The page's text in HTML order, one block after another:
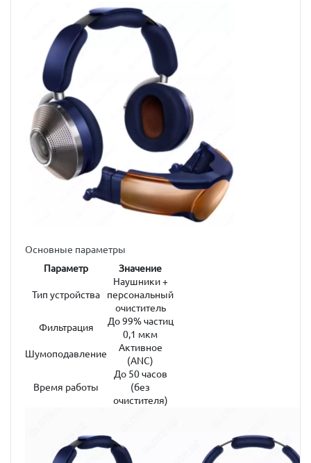
Основные параметры
Параметр
Значение
Тип устройства
Наушники +
персональный
очиститель
Фильтрация
До 99% частиц
0,1 мкм
Шумоподавление
Активное
(ANC)
Время работы
До 50 часов
(без
очистителя)